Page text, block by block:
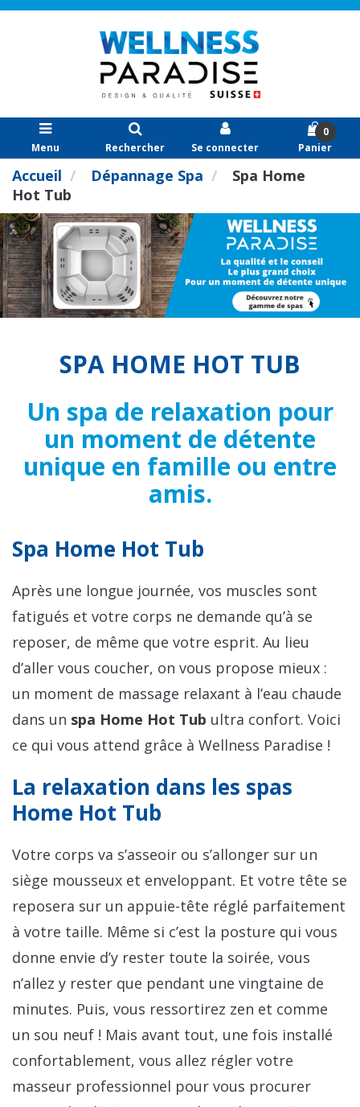
Menu Rechercher Se connecter
0
Panier
Accueil Dépannage Spa
Spa Home
Hot Tub
SPA HOME HOT TUB
Un spa de relaxation pour
un moment de détente
unique en famille ou entre
amis.
Spa Home Hot Tub
Après une longue journée, vos muscles sont
fatigués et votre corps ne demande qu’à se
reposer, de même que votre esprit. Au lieu
d’aller vous coucher, on vous propose mieux :
un moment de massage relaxant à l’eau chaude
dans un spa Home Hot Tub ultra confort. Voici
ce qui vous attend grâce à Wellness Paradise !
La relaxation dans les spas
Home Hot Tub
Votre corps va s’asseoir ou s’allonger sur un
siège mousseux et enveloppant. Et votre tête se
reposera sur un appuie-tête réglé parfaitement
à votre taille. Même si c’est la posture qui vous
donne envie d’y rester toute la soirée, vous
n’allez y rester que pendant une vingtaine de
minutes. Puis, vous ressortirez zen et comme
un sou neuf ! Mais avant tout, une fois installé
confortablement, vous allez régler votre
masseur professionnel pour vous procurer